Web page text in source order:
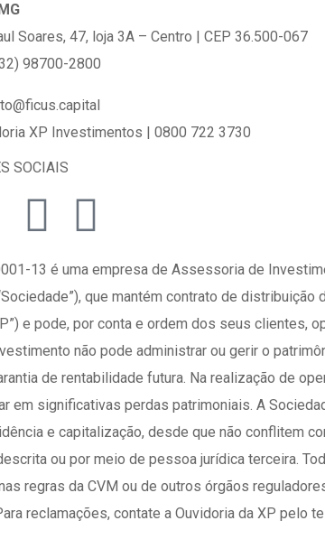
Soares, 47, loja 3A – Centro | CEP 36.500-067
98700-2800
XP Investimentos | 0800 722 3730
SOCIAIS
13 é uma empresa de Assessoria de
que mantém contrato de
e pode, por conta e ordem dos seus clientes,
não pode administrar ou gerir o
de rentabilidade futura. Na realização de
significativas perdas patrimoniais. A
e capitalização, desde que não conflitem
ou por meio de pessoa jurídica terceira.
regras da CVM ou de outros órgãos
reclamações, contate a Ouvidoria da XP pelo